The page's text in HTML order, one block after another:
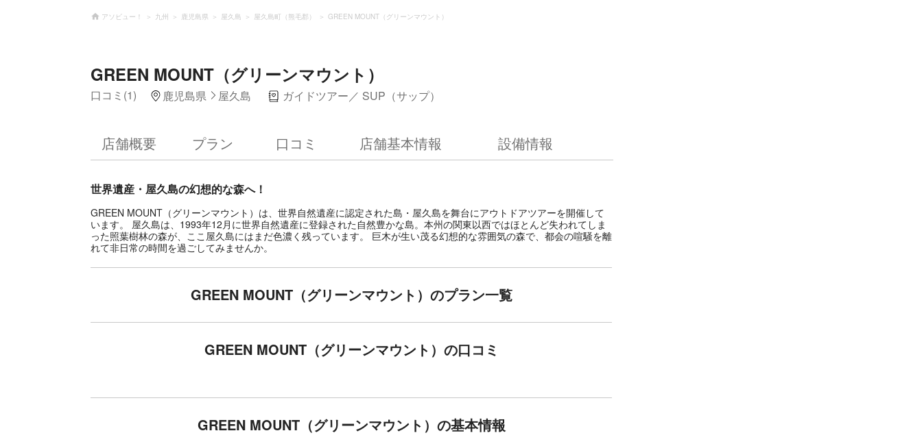
アソビュー！ 九州 鹿児島県 屋久島 屋久島町（熊毛郡） GREEN MOUNT（グリーンマウント）
GREEN MOUNT（グリーンマウント）
口コミ(1) 鹿児島県 屋久島 ガイドツアー SUP（サップ）
店舗概要 プラン 口コミ 店舗基本情報 設備情報
世界遺産・屋久島の幻想的な森へ！
GREEN MOUNT（グリーンマウント）は、世界自然遺産に認定された島・屋久島を舞台にアウトドアツアーを開催して
います。 屋久島は、1993年12月に世界自然遺産に登録された自然豊かな島。本州の関東以西ではほとんど失われてしま
った照葉樹林の森が、ここ屋久島にはまだ色濃く残っています。 巨木が生い茂る幻想的な雰囲気の森で、都会の喧騒を離
れて非日常の時間を過ごしてみませんか。
GREEN MOUNT（グリーンマウント）のプラン一覧
GREEN MOUNT（グリーンマウント）の口コミ
GREEN MOUNT（グリーンマウント）の基本情報